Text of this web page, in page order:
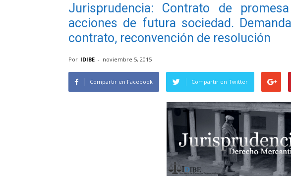
Jurisprudencia: Contrato de
acciones de futura sociedad.
contrato, reconvención de resolución
Por IDIBE - noviembre 5, 2015
Compartir en Facebook Compartir en Twitter